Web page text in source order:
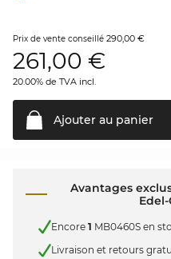
Prix de vente conseillé 290,00 €
261,00 €
20.00% de TVA incl.
Ajouter au panier
Avantages
Encore 1 MB0460S en
Livraison et retours